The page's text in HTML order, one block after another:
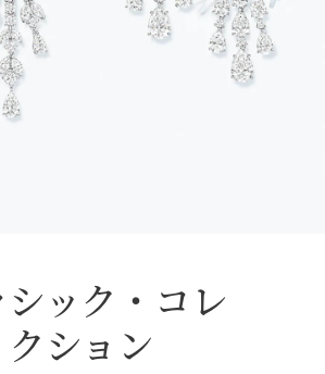
ック・コレ
クション